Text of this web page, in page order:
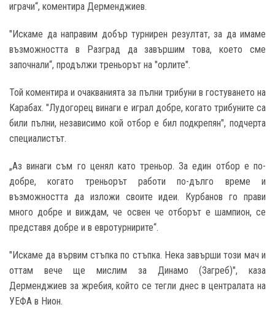
играчи“, коментира Дерменджиев.
"Искаме да направим добър турнирен резултат, за да имаме
възможността в Разград да завършим това, което сме
започнали“, продължи треньорът на "орлите".
Той коментира и очакванията за пълни трибуни в гостуването на
Карабах. "Лудогорец винаги е играл добре, когато трибуните са
били пълни, независимо кой отбор е бил подкрепян", подчерта
специалистът.
„Аз винаги съм го ценял като треньор. За един отбор е по-
добре, когато треньорът работи по-дълго време и
възможността да изложи своите идеи. Курбанов го прави
много добре и виждам, че освен че отборът е шампион, се
представя добре и в евротурнирите“.
"Искаме да вървим стъпка по стъпка. Нека завърши този мач и
оттам вече ще мислим за Динамо (Загреб)", каза
Дерменджиев за жребия, който се тегли днес в централата на
УЕФА в Нион.